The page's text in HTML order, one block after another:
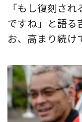
「もし復刻さ
ですね」と語る
お、高まり続け